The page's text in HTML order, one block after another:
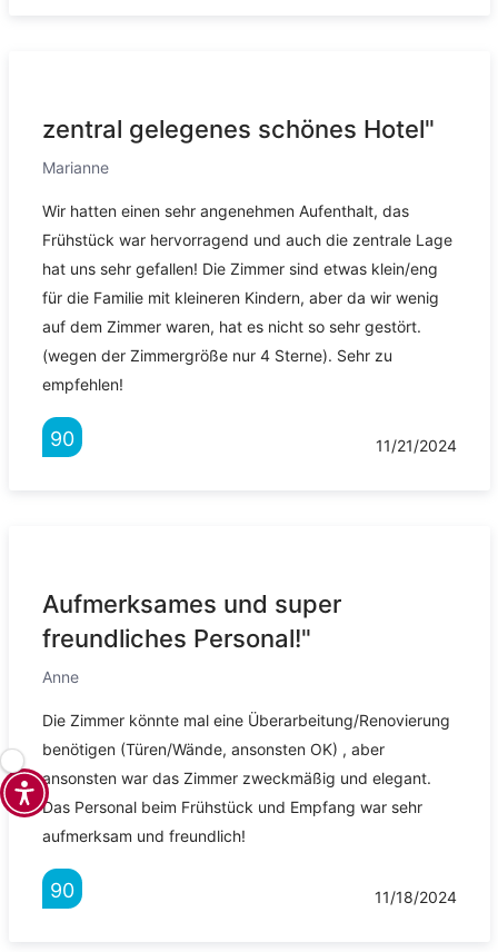
zentral gelegenes schönes Hotel"
Marianne
Wir hatten einen sehr angenehmen Aufenthalt, das
Frühstück war hervorragend und auch die zentrale Lage
hat uns sehr gefallen! Die Zimmer sind etwas klein/eng
für die Familie mit kleineren Kindern, aber da wir wenig
auf dem Zimmer waren, hat es nicht so sehr gestört.
(wegen der Zimmergröße nur 4 Sterne). Sehr zu
empfehlen!
90 11/21/2024
Aufmerksames und super
freundliches Personal!"
Anne
Die Zimmer könnte mal eine Überarbeitung/Renovierung
benötigen (Türen/Wände, ansonsten OK) , aber
ansonsten war das Zimmer zweckmäßig und elegant.
Das Personal beim Frühstück und Empfang war sehr
aufmerksam und freundlich!
90 11/18/2024